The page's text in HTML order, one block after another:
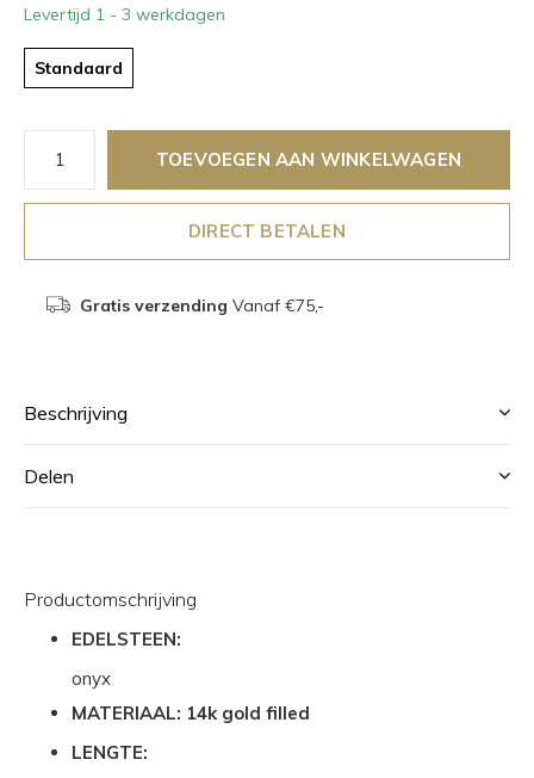
Levertijd 1 - 3 werkdagen
Standaard
TOEVOEGEN AAN WINKELWAGEN
DIRECT BETALEN
Gratis verzending Vanaf €75,-
Beschrijving
Delen
Productomschrijving
EDELSTEEN:
onyx
MATERIAAL: 14k gold filled
LENGTE: